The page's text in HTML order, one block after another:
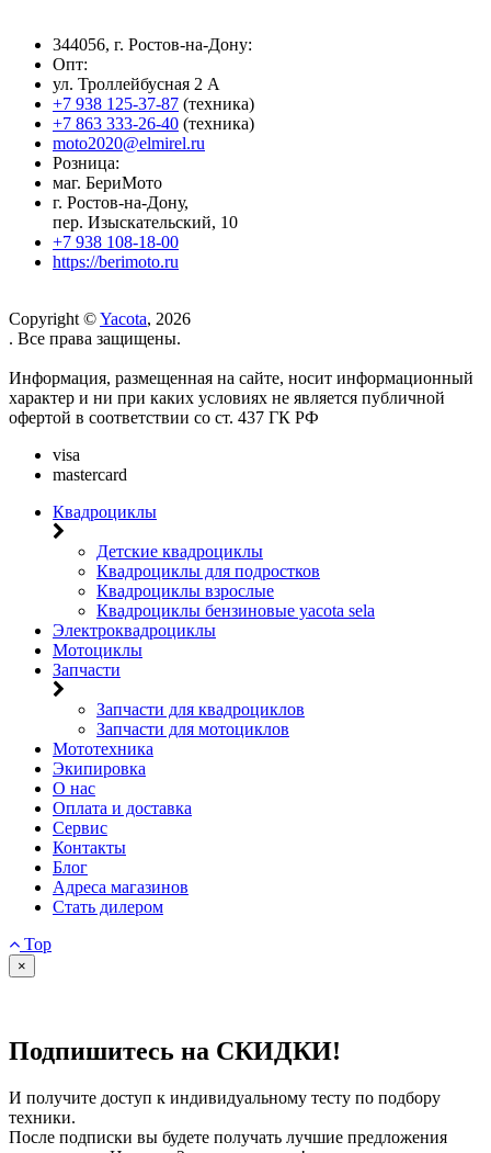
344056, г. Ростов-на-Дону:
Опт:
ул. Троллейбусная 2 А
+7 938 125-37-87 (техника)
+7 863 333-26-40 (техника)
moto2020@elmirel.ru
Розница:
маг. БериМото
г. Ростов-на-Дону,
пер. Изыскательский, 10
+7 938 108-18-00
https://berimoto.ru
Copyright ©Yacota, 2026
. Все права защищены.
Информация, размещенная на сайте, носит информационный
характер и ни при каких условиях не является публичной
офертой в соответствии со ст. 437 ГК РФ
visa
mastercard
Квадроциклы
Детские квадроциклы
Квадроциклы для подростков
Квадроциклы взрослые
Квадроциклы бензиновые yacota sela
Электроквадроциклы
Мотоциклы
Запчасти
Запчасти для квадроциклов
Запчасти для мотоциклов
Мототехника
Экипировка
О нас
Оплата и доставка
Сервис
Контакты
Блог
Адреса магазинов
Стать дилером
Top
×
Подпишитесь на СКИДКИ!
И получите доступ к индивидуальному тесту по подбору
техники.
После подписки вы будете получать лучшие предложения